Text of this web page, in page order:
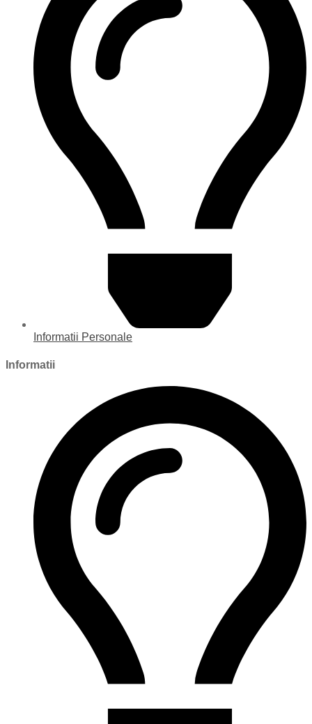
Informatii Personale
Informatii